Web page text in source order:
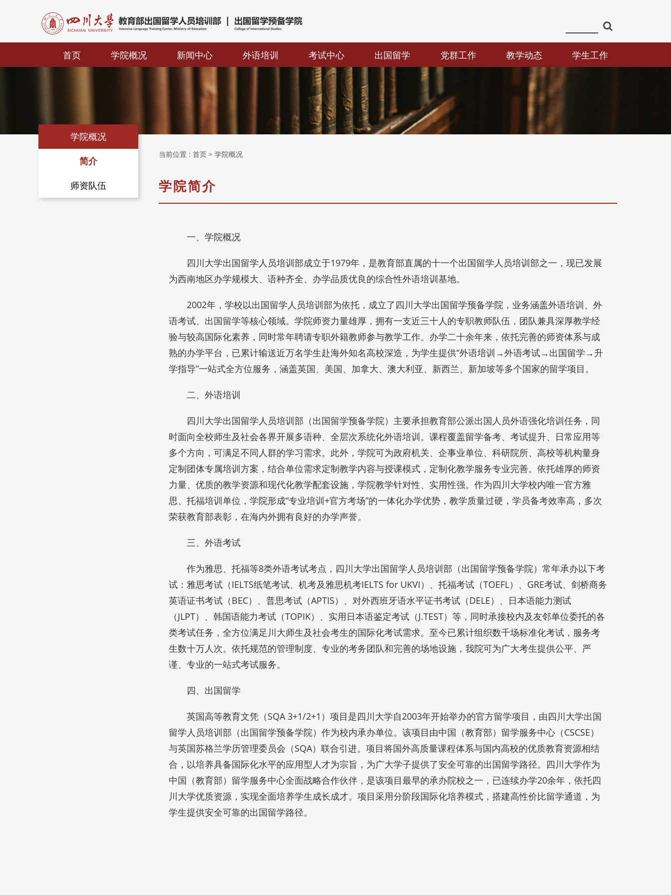
首页 学院概况 新闻中心 外语培训 考试中心 出国留学 党群工作 教学动态 学生工作
学院概况
简介
师资队伍
当前位置 : 首页 > 学院概况
学院简介
一、学院概况
四川大学出国留学人员培训部成立于1979年，是教育部直属的十一个出国留学人员培训部之一，现已发展
为西南地区办学规模大、语种齐全、办学品质优良的综合性外语培训基地。
2002年，学校以出国留学人员培训部为依托，成立了四川大学出国留学预备学院，业务涵盖外语培训、外
语考试、出国留学等核心领域。学院师资力量雄厚，拥有一支近三十人的专职教师队伍，团队兼具深厚教学经
验与较高国际化素养，同时常年聘请专职外籍教师参与教学工作。办学二十余年来，依托完善的师资体系与成
熟的办学平台，已累计输送近万名学生赴海外知名高校深造，为学生提供“外语培训→外语考试→出国留学→升
学指导”一站式全方位服务，涵盖英国、美国、加拿大、澳大利亚、新西兰、新加坡等多个国家的留学项目。
二、外语培训
四川大学出国留学人员培训部（出国留学预备学院）主要承担教育部公派出国人员外语强化培训任务，同
时面向全校师生及社会各界开展多语种、全层次系统化外语培训。课程覆盖留学备考、考试提升、日常应用等
多个方向，可满足不同人群的学习需求。此外，学院可为政府机关、企事业单位、科研院所、高校等机构量身
定制团体专属培训方案，结合单位需求定制教学内容与授课模式，定制化教学服务专业完善。依托雄厚的师资
力量、优质的教学资源和现代化教学配套设施，学院教学针对性、实用性强。作为四川大学校内唯一官方雅
思、托福培训单位，学院形成“专业培训+官方考场”的一体化办学优势，教学质量过硬，学员备考效率高，多次
荣获教育部表彰，在海内外拥有良好的办学声誉。
三、外语考试
作为雅思、托福等8类外语考试考点，四川大学出国留学人员培训部（出国留学预备学院）常年承办以下考
试：雅思考试（IELTS纸笔考试、机考及雅思机考IELTS for UKVI）、托福考试（TOEFL）、GRE考试、剑桥商务
英语证书考试（BEC）、普思考试（APTIS）、对外西班牙语水平证书考试（DELE）、日本语能力测试
（JLPT）、韩国语能力考试（TOPIK）、实用日本语鉴定考试（J.TEST）等，同时承接校内及友邻单位委托的各
类考试任务，全方位满足川大师生及社会考生的国际化考试需求。至今已累计组织数千场标准化考试，服务考
生数十万人次。依托规范的管理制度、专业的考务团队和完善的场地设施，我院可为广大考生提供公平、严
谨、专业的一站式考试服务。
四、出国留学
英国高等教育文凭（SQA 3+1/2+1）项目是四川大学自2003年开始举办的官方留学项目，由四川大学出国
留学人员培训部（出国留学预备学院）作为校内承办单位。该项目由中国（教育部）留学服务中心（CSCSE）
与英国苏格兰学历管理委员会（SQA）联合引进。项目将国外高质量课程体系与国内高校的优质教育资源相结
合，以培养具备国际化水平的应用型人才为宗旨，为广大学子提供了安全可靠的出国留学路径。四川大学作为
中国（教育部）留学服务中心全面战略合作伙伴，是该项目最早的承办院校之一，已连续办学20余年，依托四
川大学优质资源，实现全面培养学生成长成才。项目采用分阶段国际化培养模式，搭建高性价比留学通道，为
学生提供安全可靠的出国留学路径。